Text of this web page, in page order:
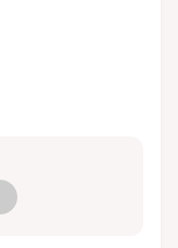
mėlyna
Šviesiai pilka